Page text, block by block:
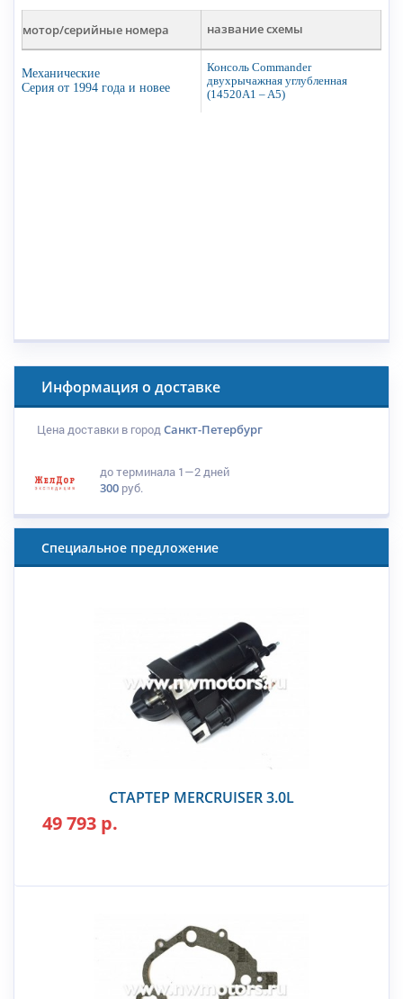
мотор/серийные номера название схемы
Механические
Серия от 1994 года и новее
Консоль Commander
двухрычажная углубленная
(14520A1 – A5)
Информация о доставке
Цена доставки в городСанкт-Петербург
до терминала 1—2 дней
300 руб.
Специальное предложение
СТАРТЕР MERCRUISER 3.0L
49 793 р.